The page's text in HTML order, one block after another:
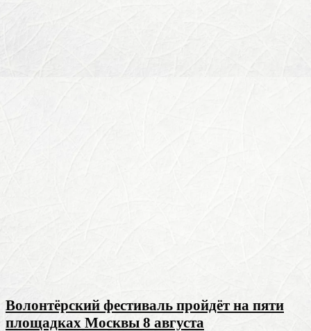
Волонтёрский фестиваль пройдёт на пяти
площадках Москвы 8 августа